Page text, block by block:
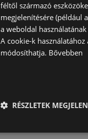
féltől származó
megjelenítésére (például
a weboldal
A cookie-k
módosíthatja. Bővebben
RÉSZLETEK